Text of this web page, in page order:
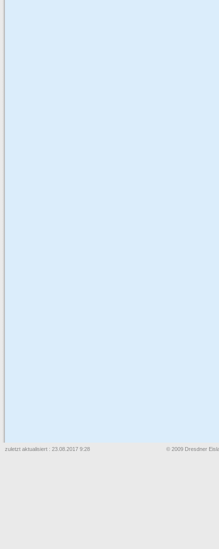
zuletzt aktualisiert : 23.08.2017 9:28 © 2009 Dresdner